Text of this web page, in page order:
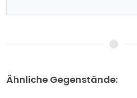
Ähnliche Gegenstände: